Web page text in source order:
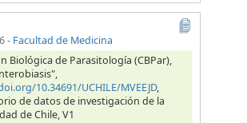
- Facultad de Medicina
Biológica de Parasitología (CBPar),
10.34691/UCHILE/MVEEJD,
de datos de investigación de la
de Chile, V1